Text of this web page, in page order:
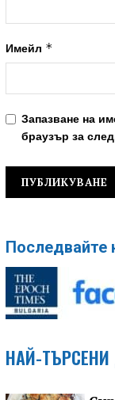
Имейл *
Запазване на
браузър за
Последвайте
НАЙ-